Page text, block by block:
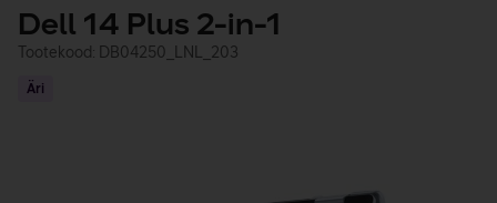
Dell 14 Plus 2-in-1
Tootekood: DB04250_LNL_203
Äri